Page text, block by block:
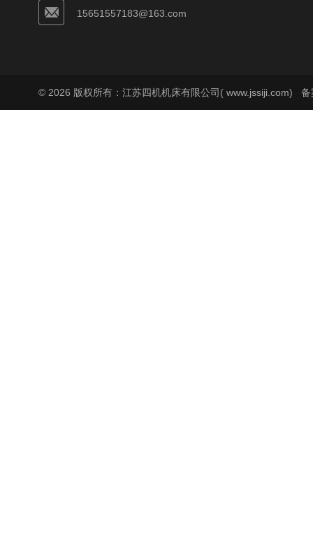
15651557183@163.com
© 2026 版权所有：江苏四机机床有限公司( www.jssiji.com) 备